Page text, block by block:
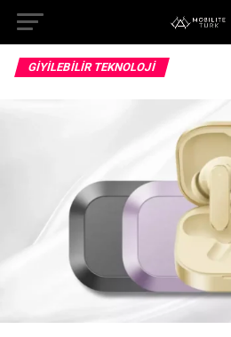
GIYILEBILIR TEKNOLOJI